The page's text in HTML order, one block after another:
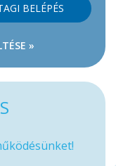
BELÉPÉS
»